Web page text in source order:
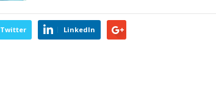
Twitter LinkedIn